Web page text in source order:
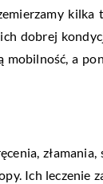
kilka
dobrej
mobilność, a
Ich leczenie